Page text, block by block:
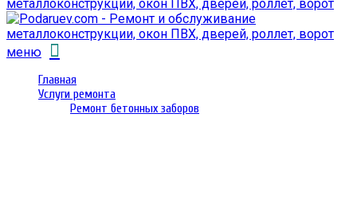
меню
Главная
Услуги ремонта
Ремонт бетонных заборов